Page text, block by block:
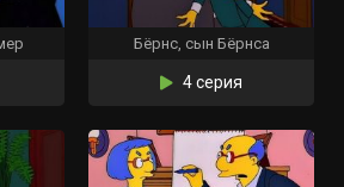
Бёрнс, сын Бёрнса
4 серия